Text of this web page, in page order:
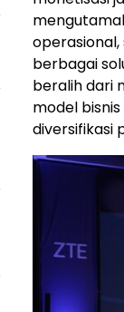
berbagai
beralih dari
model
diversifikasi